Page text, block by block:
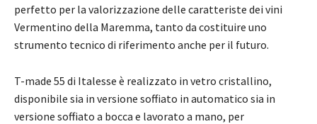
perfetto per la valorizzazione delle caratteriste dei vini
Vermentino della Maremma, tanto da costituire uno
strumento tecnico di riferimento anche per il futuro.
T-made 55 di Italesse è realizzato in vetro cristallino,
disponibile sia in versione soffiato in automatico sia in
versione soffiato a bocca e lavorato a mano, per